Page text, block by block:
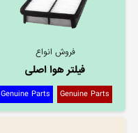
فروش انواع
فیلتر هوا اصلی
Genuine Parts
Genuine Parts